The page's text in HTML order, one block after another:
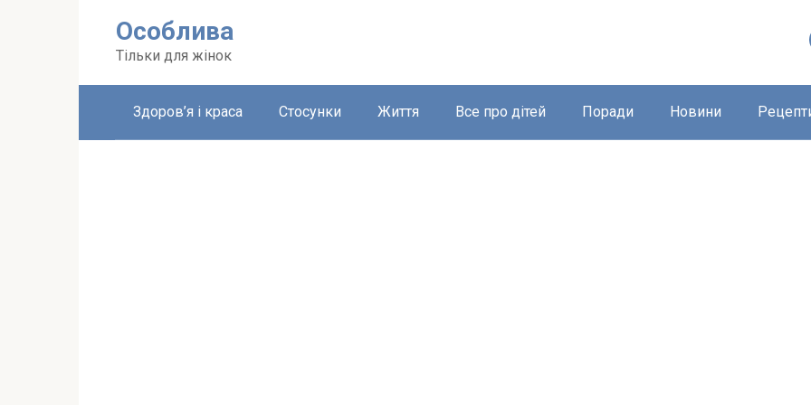
Особлива
Тільки для жінок
Здоров’я і краса Стосунки Життя Все про дітей Поради Новини